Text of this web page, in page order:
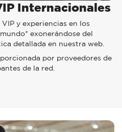
Internacionales
VIP y experiencias en los
exonerándose del
detallada en nuestra web.
por proveedores de
de la red.